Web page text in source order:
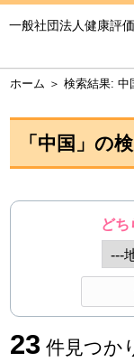
一般社団法人健康評
ホーム ＞検索結果: 中
「 中国 」の
どち
23 件見つか